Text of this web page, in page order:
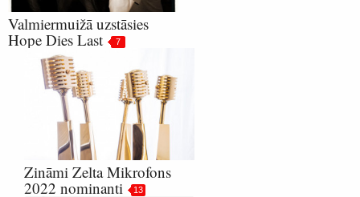
Valmiermuižā uzstāsies
Hope Dies Last
7
Zināmi Zelta Mikrofons
2022 nominanti
13